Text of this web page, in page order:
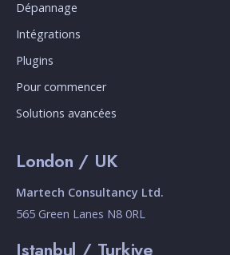
Dépannage
Intégrations
Plugins
Pour commencer
Solutions avancées
London / UK
Martech Consultancy Ltd.
565 Green Lanes N8 0RL
Istanbul / Turkiye